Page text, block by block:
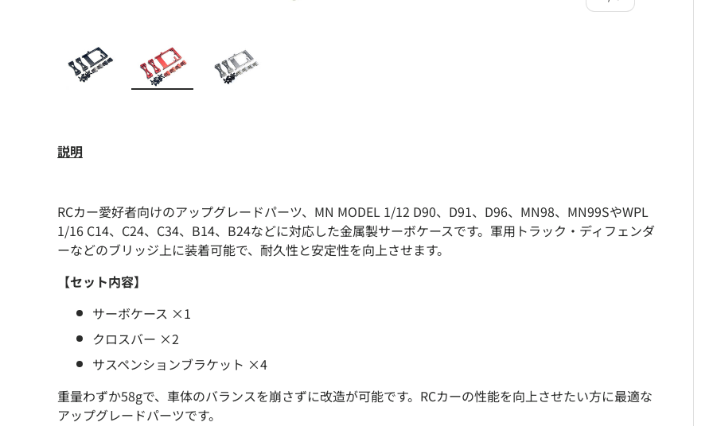
説明
RCカー愛好者向けのアップグレードパーツ、MN MODEL 1/12 D90、D91、D96、MN98、MN99SやWPL
1/16 C14、C24、C34、B14、B24などに対応した金属製サーボケースです。軍用トラック・ディフェンダ
ーなどのブリッジ上に装着可能で、耐久性と安定性を向上させます。
【セット内容】
サーボケース ×1
クロスバー ×2
サスペンションブラケット ×4
重量わずか58gで、車体のバランスを崩さずに改造が可能です。RCカーの性能を向上させたい方に最適な
アップグレードパーツです。